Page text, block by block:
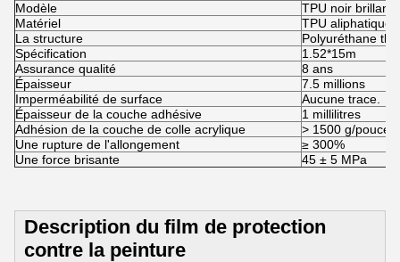
Modèle
TPU noir brillant
Matériel
TPU aliphatique
La structure
Polyuréthane
Spécification
1.52*15m
Assurance qualité
8 ans
Épaisseur
7.5 millions
Imperméabilité de surface
Aucune trace.
Épaisseur de la couche adhésive
1 millilitres
Adhésion de la couche de colle acrylique
> 1500 g/pouce
Une rupture de l'allongement
≥ 300%
Une force brisante
45 ± 5 MPa
Description du film de protection
contre la peinture